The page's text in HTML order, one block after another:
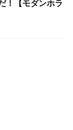
！【モダンホラ